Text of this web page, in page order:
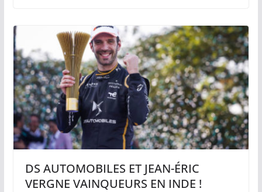
DS AUTOMOBILES ET JEAN-ÉRIC
VERGNE VAINQUEURS EN INDE !